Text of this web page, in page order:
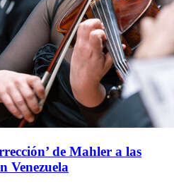
de Mahler a las
Venezuela